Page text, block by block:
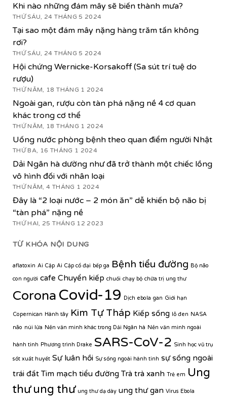
Khi nào những đám mây sẽ biến thành mưa?
THỨ SÁU, 24 THÁNG 5 2024
Tại sao một đám mây nặng hàng trăm tấn không
rơi?
THỨ SÁU, 24 THÁNG 5 2024
Hội chứng Wernicke-Korsakoff (Sa sút trí tuệ do
rượu)
THỨ NĂM, 18 THÁNG 1 2024
Ngoài gan, rượu còn tàn phá nặng nề 4 cơ quan
khác trong cơ thể
THỨ NĂM, 18 THÁNG 1 2024
Uống nước phòng bệnh theo quan điểm người Nhật
THỨ BA, 16 THÁNG 1 2024
Dải Ngân hà dường như đã trở thành một chiếc lồng
vô hình đối với nhân loại
THỨ NĂM, 4 THÁNG 1 2024
Đây là “2 loại nước – 2 món ăn” dễ khiến bộ não bị
“tàn phá” nặng nề
THỨ HAI, 25 THÁNG 12 2023
TỪ KHÓA NỘI DUNG
aflatoxin Ai Cập Ai Cập cổ đại bếp ga Bệnh tiểu đường Bộ não
con người cafe Chuyển kiếp chuối chạy bộ chữa trị ung thư
Corona Covid-19 Dịch ebola gan Giới hạn
Copernican Hành tây Kim Tự Tháp Kiếp sống lỗ đen NASA
não núi lửa Nền văn minh khác trong Dải Ngân hà Nền văn minh ngoài
hành tinh Phương trình Drake SARS-CoV-2 Sinh học vũ trụ
sốt xuất huyết Sự luân hồi Sự sống ngoài hành tinh sự sống ngoài
trái đất Tim mạch tiểu đường Trà trà xanh Trẻ em Ung
thư ung thư ung thư dạ dày ung thư gan Virus Ebola